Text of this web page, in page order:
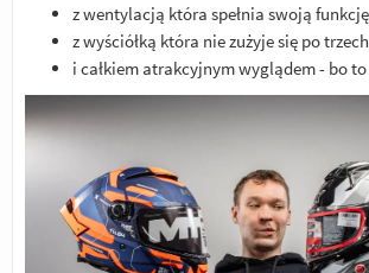
z wentylacją która spełnia swoją funkcję
z wyściółką która nie zużyje się po
i całkiem atrakcyjnym wyglądem - bo to